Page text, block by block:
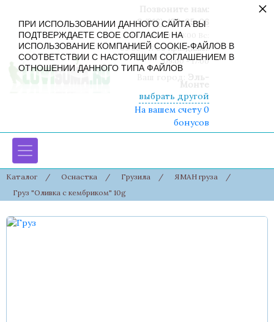
8 (916) 430-85-06
Пн-Сб: 09:00 - 19:00 Вс:
09:00 - 17:00 Праздники:
09:00 - 17:00
выбрать другой
На вашем счету 0
бонусов
Каталог / Оснастка / Грузила / ЯМАН груза
/
Груз "Оливка с кембриком" 10g
ПРИ ИСПОЛЬЗОВАНИИ ДАННОГО САЙТА ВЫ
ПОДТВЕРЖДАЕТЕ СВОЕ СОГЛАСИЕ НА
ИСПОЛЬЗОВАНИЕ КОМПАНИЕЙ COOKIE-ФАЙЛОВ В
СООТВЕТСТВИИ С НАСТОЯЩИМ СОГЛАШЕНИЕМ В
ОТНОШЕНИИ ДАННОГО ТИПА ФАЙЛОВ
×